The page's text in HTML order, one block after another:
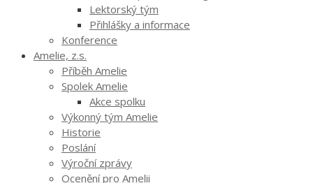
Lektorský tým
Přihlášky a informace
Konference
Amelie, z.s.
Příběh Amelie
Spolek Amelie
Akce spolku
Výkonný tým Amelie
Historie
Poslání
Výroční zprávy
Ocenění pro Amelii